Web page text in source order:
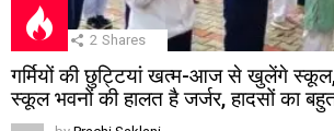
2 Shares
गर्मियों की छुट्टियां खत्म-आज से खुलेंगे
स्कूल भवनों की हालत है जर्जर, हादसों का